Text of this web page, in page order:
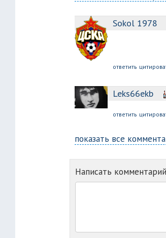
Sokol 1978
ответить
Leks66ekb
ответить
показать все
Написать